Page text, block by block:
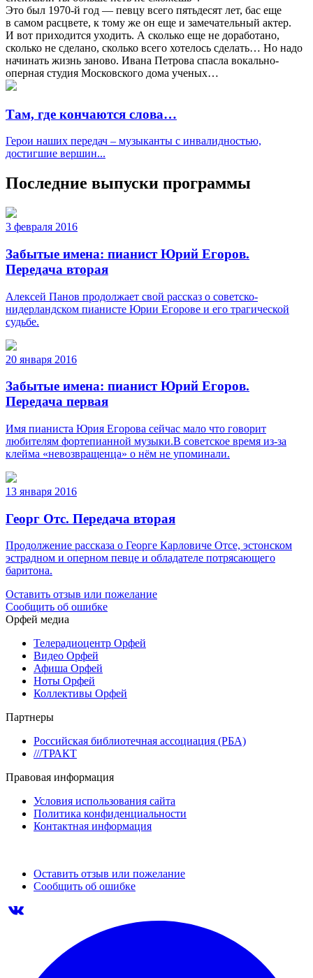
Это был 1970-й год — певцу всего пятьдесят лет, бас еще
в самом расцвете, к тому же он еще и замечательный актер.
И вот приходится уходить. А сколько еще не доработано,
сколько не сделано, сколько всего хотелось сделать… Но надо
начинать жизнь заново. Ивана Петрова спасла вокально-
оперная студия Московского дома ученых…
Там, где кончаются слова…
Герои наших передач – музыканты с инвалидностью,
достигшие вершин...
Последние выпуски программы
3 февраля 2016
Забытые имена: пианист Юрий Егоров.
Передача вторая
Алексей Панов продолжает свой рассказ о советско-
нидерландском пианисте Юрии Егорове и его трагической
судьбе.
20 января 2016
Забытые имена: пианист Юрий Егоров.
Передача первая
Имя пианиста Юрия Егорова сейчас мало что говорит
любителям фортепианной музыки.В советское время из-за
клейма «невозвращенца» о нём не упоминали.
13 января 2016
Георг Отс. Передача вторая
Продолжение рассказа о Георге Карловиче Отсе, эстонском
эстрадном и оперном певце и обладателе потрясающего
баритона.
Оставить отзыв или пожелание
Сообщить об ошибке
Орфей медиа
Телерадиоцентр Орфей
Видео Орфей
Афиша Орфей
Ноты Орфей
Коллективы Орфей
Партнеры
Российская библиотечная ассоциация (РБА)
///ТРАКТ
Правовая информация
Условия использования сайта
Политика конфиденциальности
Контактная информация
Оставить отзыв или пожелание
Сообщить об ошибке